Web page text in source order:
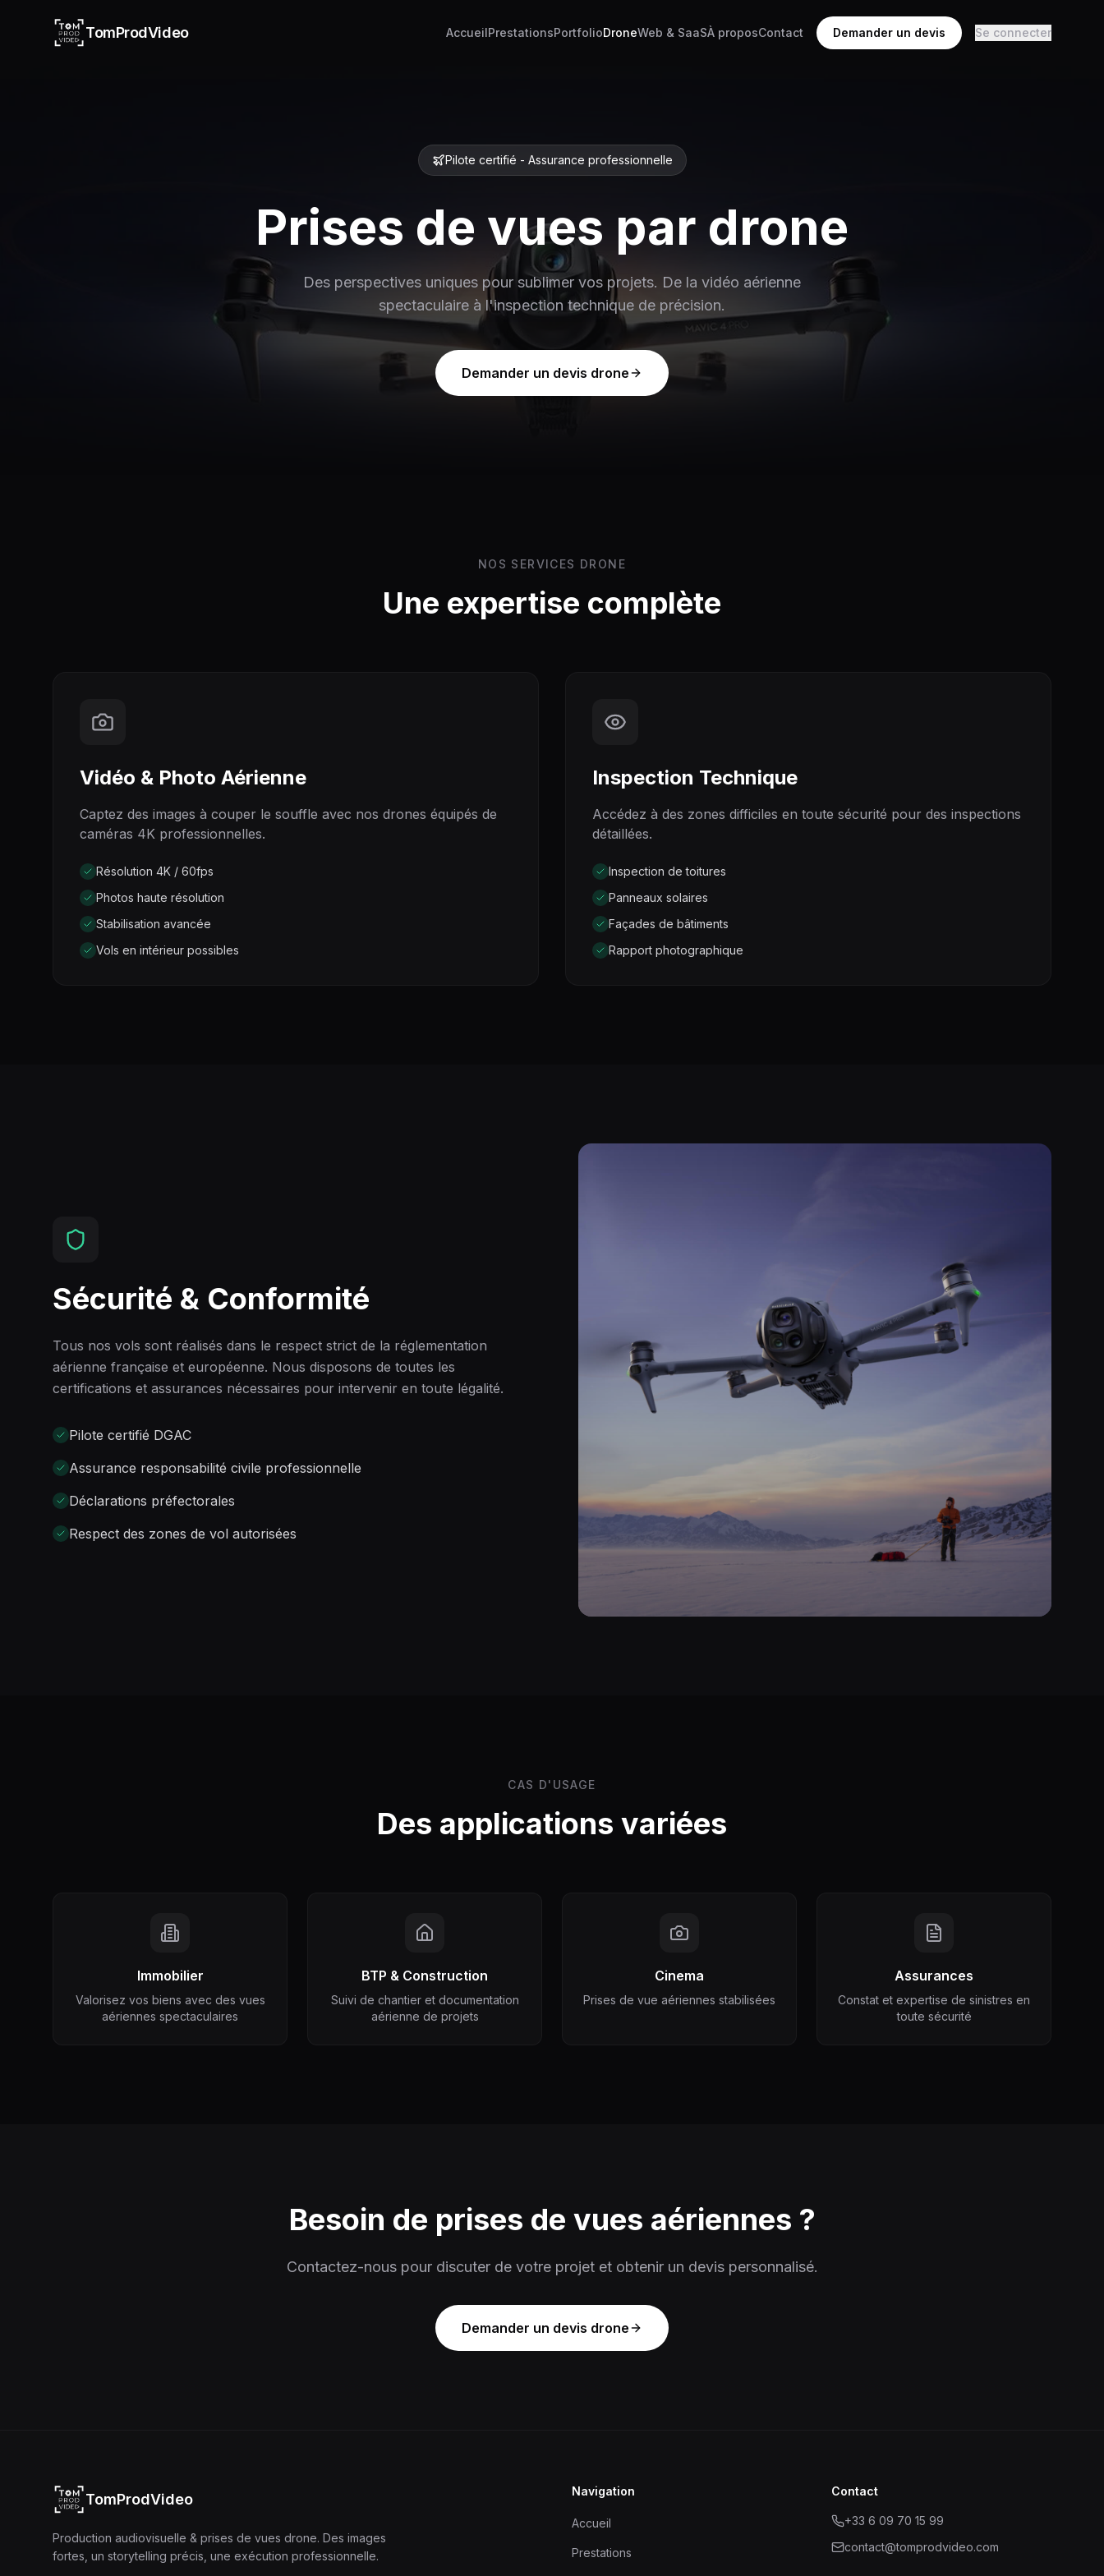
TomProdVideo AccueilPrestationsPortfolioDroneWeb & SaaSÀ proposContact Demander un devis Se connecter
Pilote certifié - Assurance professionnelle
Prises de vues par drone
Des perspectives uniques pour sublimer vos projets. De la vidéo aérienne
spectaculaire à l'inspection technique de précision.
Demander un devis drone
NOS SERVICES DRONE
Une expertise complète
Vidéo & Photo Aérienne
Captez des images à couper le souffle avec nos drones équipés de
caméras 4K professionnelles.
Résolution 4K / 60fps
Photos haute résolution
Stabilisation avancée
Vols en intérieur possibles
Inspection Technique
Accédez à des zones difficiles en toute sécurité pour des inspections
détaillées.
Inspection de toitures
Panneaux solaires
Façades de bâtiments
Rapport photographique
Sécurité & Conformité
Tous nos vols sont réalisés dans le respect strict de la réglementation
aérienne française et européenne. Nous disposons de toutes les
certifications et assurances nécessaires pour intervenir en toute légalité.
Pilote certifié DGAC
Assurance responsabilité civile professionnelle
Déclarations préfectorales
Respect des zones de vol autorisées
CAS D'USAGE
Des applications variées
Immobilier
Valorisez vos biens avec des vues
aériennes spectaculaires
BTP & Construction
Suivi de chantier et documentation
aérienne de projets
Cinema
Prises de vue aériennes stabilisées
Assurances
Constat et expertise de sinistres en
toute sécurité
Besoin de prises de vues aériennes ?
Contactez-nous pour discuter de votre projet et obtenir un devis personnalisé.
Demander un devis drone
TomProdVideo
Production audiovisuelle & prises de vues drone. Des images
fortes, un storytelling précis, une exécution professionnelle.
Navigation
Accueil
Prestations
Contact
+33 6 09 70 15 99
contact@tomprodvideo.com